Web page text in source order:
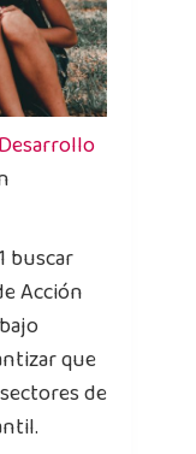
buscar
Acción
que
de